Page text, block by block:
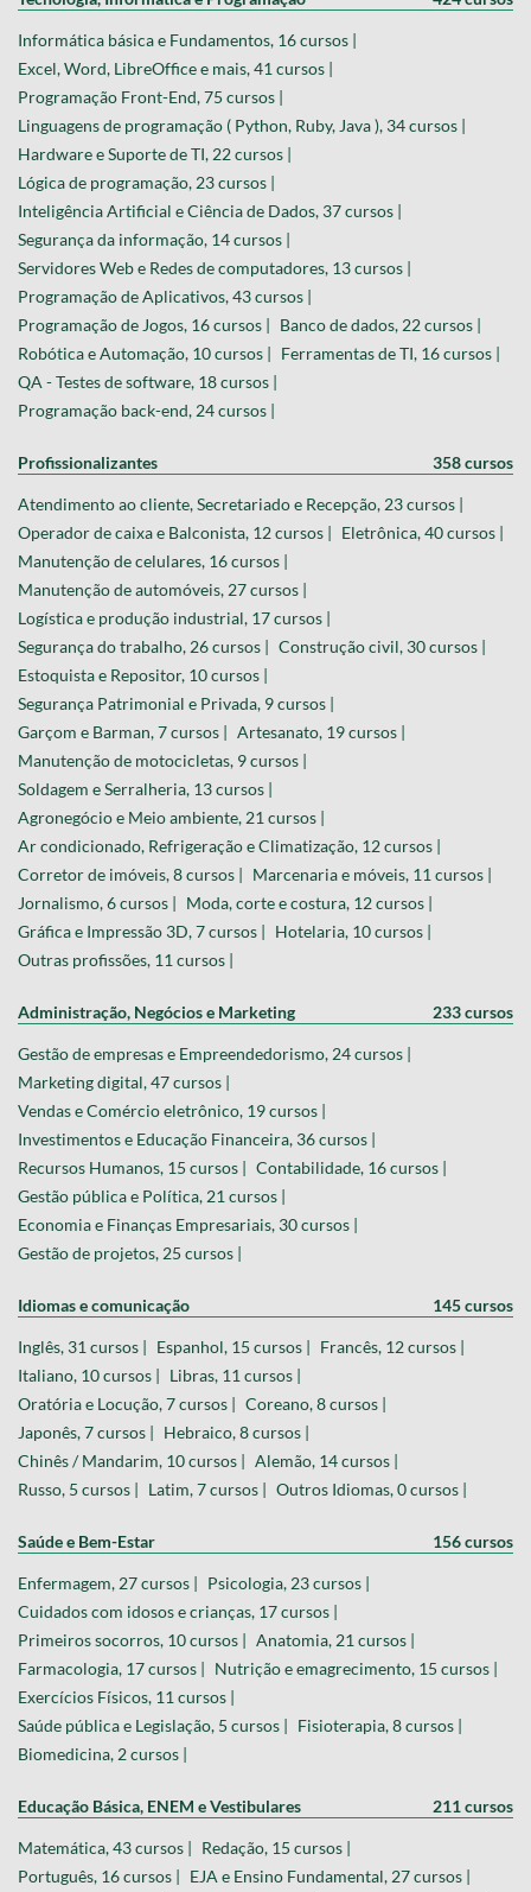
Informática básica e Fundamentos, 16 cursos |
Excel, Word, LibreOffice e mais, 41 cursos |
Programação Front-End, 75 cursos |
Linguagens de programação ( Python, Ruby, Java ), 34 cursos |
Hardware e Suporte de TI, 22 cursos |
Lógica de programação, 23 cursos |
Inteligência Artificial e Ciência de Dados, 37 cursos |
Segurança da informação, 14 cursos |
Servidores Web e Redes de computadores, 13 cursos |
Programação de Aplicativos, 43 cursos |
Programação de Jogos, 16 cursos | Banco de dados, 22 cursos |
Robótica e Automação, 10 cursos | Ferramentas de TI, 16 cursos |
QA - Testes de software, 18 cursos |
Programação back-end, 24 cursos |
Profissionalizantes 358 cursos
Atendimento ao cliente, Secretariado e Recepção, 23 cursos |
Operador de caixa e Balconista, 12 cursos | Eletrônica, 40 cursos |
Manutenção de celulares, 16 cursos |
Manutenção de automóveis, 27 cursos |
Logística e produção industrial, 17 cursos |
Segurança do trabalho, 26 cursos | Construção civil, 30 cursos |
Estoquista e Repositor, 10 cursos |
Segurança Patrimonial e Privada, 9 cursos |
Garçom e Barman, 7 cursos | Artesanato, 19 cursos |
Manutenção de motocicletas, 9 cursos |
Soldagem e Serralheria, 13 cursos |
Agronegócio e Meio ambiente, 21 cursos |
Ar condicionado, Refrigeração e Climatização, 12 cursos |
Corretor de imóveis, 8 cursos | Marcenaria e móveis, 11 cursos |
Jornalismo, 6 cursos | Moda, corte e costura, 12 cursos |
Gráfica e Impressão 3D, 7 cursos | Hotelaria, 10 cursos |
Outras profissões, 11 cursos |
Administração, Negócios e Marketing 233 cursos
Gestão de empresas e Empreendedorismo, 24 cursos |
Marketing digital, 47 cursos |
Vendas e Comércio eletrônico, 19 cursos |
Investimentos e Educação Financeira, 36 cursos |
Recursos Humanos, 15 cursos | Contabilidade, 16 cursos |
Gestão pública e Política, 21 cursos |
Economia e Finanças Empresariais, 30 cursos |
Gestão de projetos, 25 cursos |
Idiomas e comunicação 145 cursos
Inglês, 31 cursos | Espanhol, 15 cursos | Francês, 12 cursos |
Italiano, 10 cursos | Libras, 11 cursos |
Oratória e Locução, 7 cursos | Coreano, 8 cursos |
Japonês, 7 cursos | Hebraico, 8 cursos |
Chinês / Mandarim, 10 cursos | Alemão, 14 cursos |
Russo, 5 cursos | Latim, 7 cursos | Outros Idiomas, 0 cursos |
Saúde e Bem-Estar 156 cursos
Enfermagem, 27 cursos | Psicologia, 23 cursos |
Cuidados com idosos e crianças, 17 cursos |
Primeiros socorros, 10 cursos | Anatomia, 21 cursos |
Farmacologia, 17 cursos | Nutrição e emagrecimento, 15 cursos |
Exercícios Físicos, 11 cursos |
Saúde pública e Legislação, 5 cursos | Fisioterapia, 8 cursos |
Biomedicina, 2 cursos |
Educação Básica, ENEM e Vestibulares 211 cursos
Matemática, 43 cursos | Redação, 15 cursos |
Português, 16 cursos | EJA e Ensino Fundamental, 27 cursos |